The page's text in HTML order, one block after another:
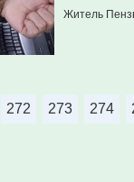
Житель
272 273 274